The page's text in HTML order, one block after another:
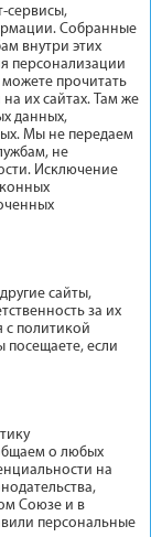
сервисы,
Собранные
внутри этих
персонализации
прочитать
их сайтах. Там же
данных,
Мы не передаем
не
Исключение
сайты,
за их
политикой
посещаете, если
о любых
на
Союзе и в
персональные